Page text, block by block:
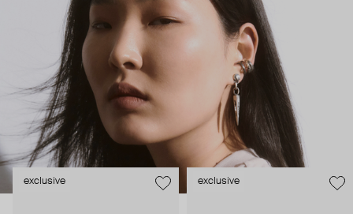
Больше всего ребят вдохновляет технология работы с
формой. Это, буквально, скульпторский процесс: огонь,
инструменты, расплавленный воск и – отпустить мысли в
свободный полет. Результат не всегда совпадает с
задуманным, но так им гораздо интереснее. Двух абсолютно
одинаковых украшений нет и не будет, и в этом их сила и
привлекательность.
exclusive exclusive